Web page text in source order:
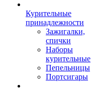
Курительные
принадлежности
Зажигалки,
спички
Наборы
курительные
Пепельницы
Портсигары